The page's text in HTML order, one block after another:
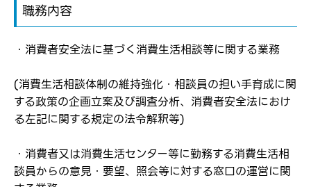
弊社ホームページの求人票をみて
弊社ホームページの求人票をみて
ログイン
お気に入り登録にはログインが必要です
職務内容
・消費者安全法に基づく消費生活相談等に関する業務
(消費生活相談体制の維持強化・相談員の担い手育成に関
する政策の企画立案及び調査分析、消費者安全法におけ
る左記に関する規定の法令解釈等)
・消費者又は消費生活センター等に勤務する消費生活相
談員からの意見・要望、照会等に対する窓口の運営に関